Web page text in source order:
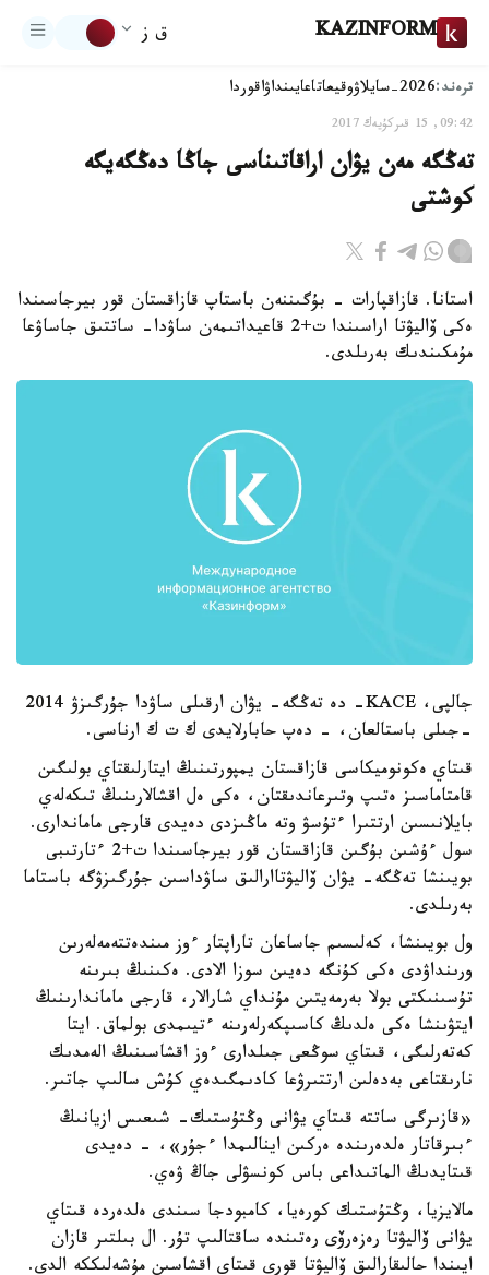
KAZINFORM ق ز
ترەند:2026-سايلاۋ وقيعاتاعايىنداۋاقوردا
09:42, 15 قىركۇيەك 2017
تەڭگە مەن يۋان اراقاتىناسى جاڭا دەڭگەيگە
كوشتى
استانا. قازاقپارات - بۇگىننەن باستاپ قازاقستان قور بيرجاسىندا
ەكى ۆاليۋتا اراسىندا ت+2 قاعيداتىمەن ساۋدا- ساتتىق جاساۋعا
مۇمكىندىك بەرىلدى.
جالپى، KACE- دە تەڭگە- يۋان ارقىلى ساۋدا جۇرگىزۋ 2014
-جىلى باستالعان، - دەپ حابارلايدى ك ت ك ارناسى.
قىتاي ەكونوميكاسى قازاقستان يمپورتىنىڭ ايتارلىقتاي بولىگىن
قامتاماسىز ەتىپ وتىرعاندىقتان، ەكى ەل اقشالارىنىڭ تىكەلەي
بايلانىسىن ارتتىرا ءتۇسۋ وتە ماڭىزدى دەيدى قارجى ماماندارى.
سول ءۇشىن بۇگىن قازاقستان قور بيرجاسىندا ت+2 ءتارتىبى
بويىنشا تەڭگە- يۋان ۆاليۋتاارالىق ساۋداسىن جۇرگىزۋگە باستاما
بەرىلدى.
ول بويىنشا، كەلىسىم جاساعان تاراپتار ءوز مىندەتتەمەلەرىن
ورىنداۋدى ەكى كۇنگە دەيىن سوزا الادى. ەكىنىڭ بىرىنە
تۇسىنىكتى بولا بەرمەيتىن مۇنداي شارالار، قارجى ماماندارىنىڭ
ايتۋىنشا ەكى ەلدىڭ كاسىپكەرلەرىنە ءتيىمدى بولماق. ايتا
كەتەرلىگى، قىتاي سوڭعى جىلدارى ءوز اقشاسىنىڭ الەمدىك
نارىقتاعى بەدەلىن ارتتىرۋعا كادىمگىدەي كۇش سالىپ جاتىر.
«قازىرگى ساتتە قىتاي يۋانى وڭتۇستىك- شىعىس ازيانىڭ
ءبىرقاتار ەلدەرىندە ەركىن اينالىمدا ءجۇر»، - دەيدى
قىتايدىڭ الماتىداعى باس كونسۋلى جاڭ ۋەي.
مالايزيا، وڭتۇستىك كورەيا، كامبودجا سىندى ەلدەردە قىتاي
يۋانى ۆاليۋتا رەزەرۆى رەتىندە ساقتالىپ تۇر. ال بىلتىر قازان
ايىندا حالىقارالىق ۆاليۋتا قورى قىتاي اقشاسىن مۇشەلىككە الدى.